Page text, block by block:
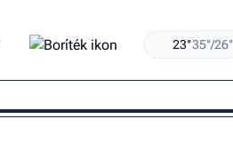
23°35°/26°